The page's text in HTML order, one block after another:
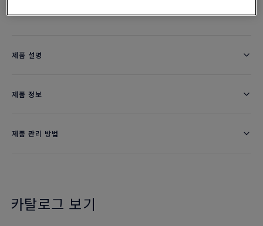
제품 설명
제품 정보
제품 관리 방법
카탈로그 보기